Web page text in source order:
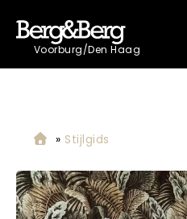
Voorburg/Den Haag
» Stijlgids